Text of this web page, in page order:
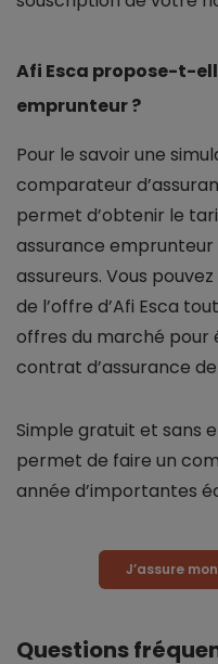
Afi Esca propose-t-
emprunteur ?
Pour le savoir une
comparateur
permet d’obtenir le
assurance emprunteur
assureurs. Vous
de l’offre d’Afi Esca
offres du marché pour
contrat d’assurance
Simple gratuit et sans
permet de faire un
année d’importantes
J’assure
Questions